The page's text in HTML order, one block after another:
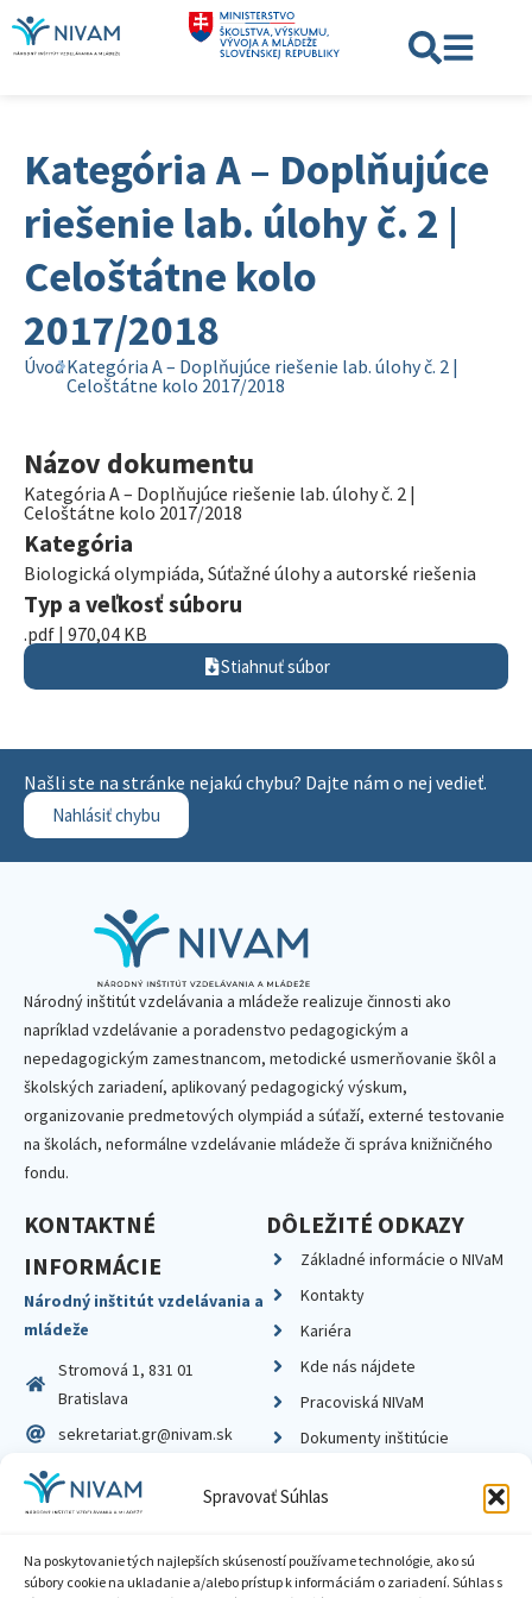
Spravovať Súhlas
Na poskytovanie tých najlepších skúseností používame technológie, ako sú
súbory cookie na ukladanie a/alebo prístup k informáciám o zariadení. Súhlas s
Kategória A – Doplňujúce
riešenie lab. úlohy č. 2 |
Celoštátne kolo
2017/2018
ÚvodKategória A – Doplňujúce riešenie lab. úlohy č. 2 |
Celoštátne kolo 2017/2018
Názov dokumentu
Kategória A – Doplňujúce riešenie lab. úlohy č. 2 |
Celoštátne kolo 2017/2018
Kategória
Biologická olympiáda, Súťažné úlohy a autorské riešenia
Typ a veľkosť súboru
.pdf | 970,04 KB
Stiahnuť súbor
Našli ste na stránke nejakú chybu? Dajte nám o nej vedieť.
Nahlásiť chybu
Národný inštitút vzdelávania a mládeže realizuje činnosti ako
napríklad vzdelávanie a poradenstvo pedagogickým a
nepedagogickým zamestnancom, metodické usmerňovanie škôl a
školských zariadení, aplikovaný pedagogický výskum,
organizovanie predmetových olympiád a súťaží, externé testovanie
na školách, neformálne vzdelávanie mládeže či správa knižničného
fondu.
KONTAKTNÉ
INFORMÁCIE
Národný inštitút vzdelávania a
mládeže
Stromová 1, 831 01
Bratislava
sekretariat.gr@nivam.sk
IČO: 00164348
DIČ: 2020798714
DÔLEŽITÉ ODKAZY
Základné informácie o NIVaM
Kontakty
Kariéra
Kde nás nájdete
Pracoviská NIVaM
Dokumenty inštitúcie